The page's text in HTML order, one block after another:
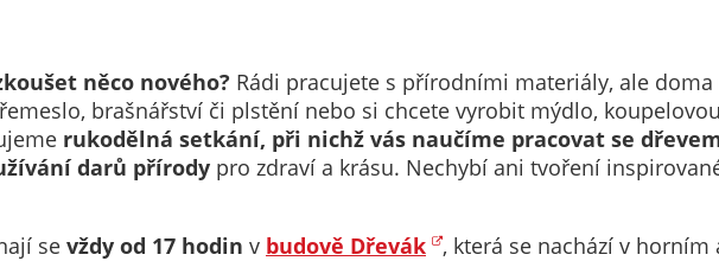
něco nového? Rádi pracujete s přírodními materiály, ale
brašnářství či plstění nebo si chcete vyrobit mýdlo,
rukodělná setkání, při nichž vás naučíme pracovat se
darů přírody pro zdraví a krásu. Nechybí ani tvoření
se vždy od 17 hodin v budově Dřevák , která se nachází v horním
Technické
cookies jsou
nezbytné pro
správné
funkcí, které